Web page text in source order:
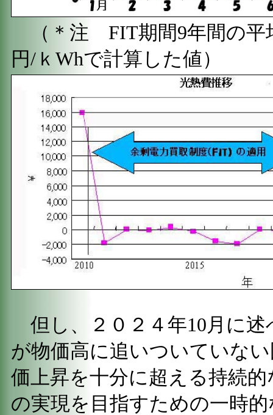
（＊注 FIT期間9年間の
円/ｋWhで計算した値）
但し、２０２４年10月に
が物価高に追いついていな
価上昇を十分に超える持続
の実現を目指すための一時